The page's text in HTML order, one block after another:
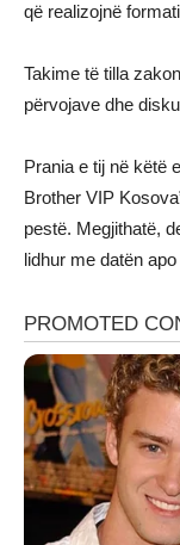
që realizojnë
Takime të tilla
përvojave dhe
Prania e tij në këtë
Brother VIP
pestë. Megjithatë,
lidhur me datën